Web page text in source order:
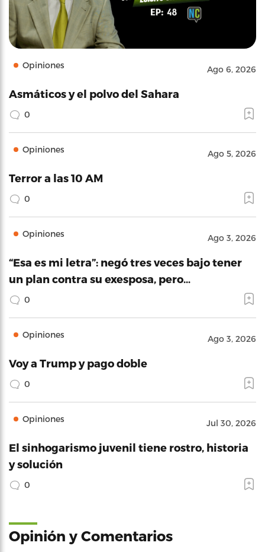
Opiniones Ago 6, 2026
Asmáticos y el polvo del Sahara
0
Opiniones Ago 5, 2026
Terror a las 10 AM
0
Opiniones Ago 3, 2026
“Esa es mi letra”: negó tres veces bajo tener
un plan contra su exesposa, pero…
0
Opiniones Ago 3, 2026
Voy a Trump y pago doble
0
Opiniones Jul 30, 2026
El sinhogarismo juvenil tiene rostro, historia
y solución
0
Opinión y Comentarios